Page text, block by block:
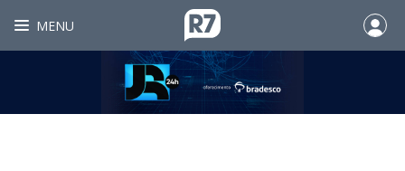
MENU